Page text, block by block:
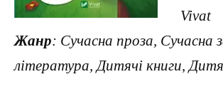
Vivat
Жанр: Сучасна проза, Сучасна
література, Дитячі книги,